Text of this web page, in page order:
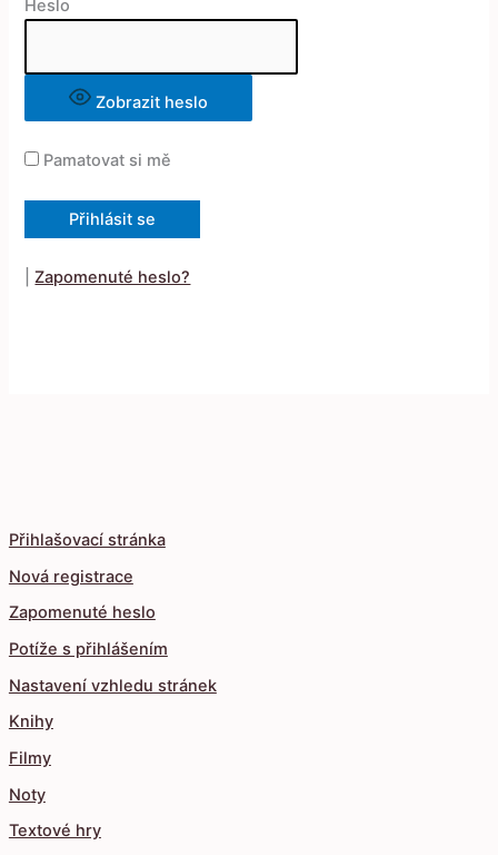
Přihlašovací stránka
Nová registrace
Zapomenuté heslo
Potíže s přihlášením
Nastavení vzhledu stránek
Knihy
Filmy
Noty
Textové hry
Heslo
Zobrazit heslo
Pamatovat si mě
|Zapomenuté heslo?